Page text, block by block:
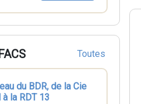
Toutes
du BDR, de la Cie
à la RDT 13